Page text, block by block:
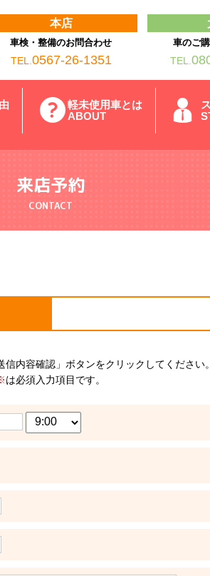
本店
車検・整備のお問合わせ
TEL. 0567-26-1351
車のご
TEL.
軽未使用車とは
ABOUT
来店予約
CONTACT
信内容確認」ボタンをクリックしてください
は必須入力項目です。